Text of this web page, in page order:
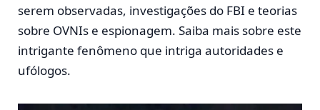
serem observadas, investigações do FBI e teorias
sobre OVNIs e espionagem. Saiba mais sobre este
intrigante fenômeno que intriga autoridades e
ufólogos.